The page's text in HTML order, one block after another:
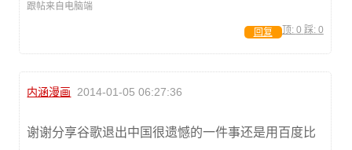
跟帖来自电脑端
顶: 0 踩: 0
回复
内涵漫画 2014-01-05 06:27:36
谢谢分享谷歌退出中国很遗憾的一件事还是用百度比